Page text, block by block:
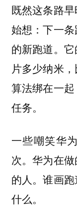
既然这条路
始想：下一
的新跑道。
片多少纳米
算法绑在一
任务。
一些嘲笑华
次。华为在
的人。谁画
什么。